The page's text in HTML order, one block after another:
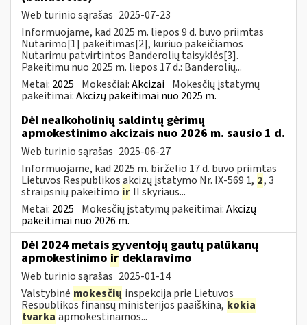
Web turinio sąrašas 2025-07-23
Informuojame, kad 2025 m. liepos 9 d. buvo priimtas
Nutarimo[1] pakeitimas[2], kuriuo pakeičiamos
Nutarimu patvirtintos Banderolių taisyklės[3].
Pakeitimu nuo 2025 m. liepos 17 d.: Banderolių...
Metai: 2025 Mokesčiai:Akcizai Mokesčių įstatymų
pakeitimai:Akcizų pakeitimai nuo 2025 m.
Dėl nealkoholinių saldintų gėrimų
apmokestinimo akcizais nuo 2026 m. sausio 1 d.
Web turinio sąrašas 2025-06-27
Informuojame, kad 2025 m. birželio 17 d. buvo priimtas
Lietuvos Respublikos akcizų įstatymo Nr. IX-569 1, 2, 3
straipsnių pakeitimo ir II skyriaus...
Metai: 2025 Mokesčių įstatymų pakeitimai:Akcizų
pakeitimai nuo 2026 m.
Dėl 2024 metais gyventojų gautų palūkanų
apmokestinimo ir deklaravimo
Web turinio sąrašas 2025-01-14
Valstybinė mokesčių inspekcija prie Lietuvos
Respublikos finansų ministerijos paaiškina, kokia
tvarka apmokestinamos...